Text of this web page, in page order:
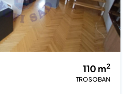
110 m2
TROSOBAN